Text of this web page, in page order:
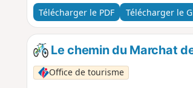
Télécharger le PDF Télécharger le
Le chemin du Marchat
Office de tourisme